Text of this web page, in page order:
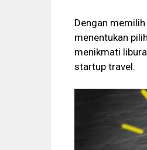
Dengan
menentukan
menikmati
startup travel.